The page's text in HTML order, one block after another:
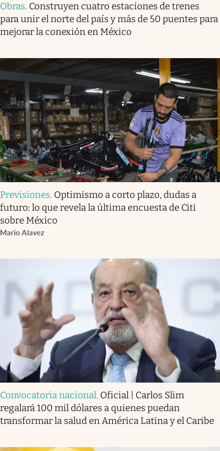
Obras. Construyen cuatro estaciones de trenes
para unir el norte del país y más de 50 puentes para
mejorar la conexión en México
Previsiones. Optimismo a corto plazo, dudas a
futuro: lo que revela la última encuesta de Citi
sobre México
Mario Alavez
Convocatoria nacional. Oficial | Carlos Slim
regalará 100 mil dólares a quienes puedan
transformar la salud en América Latina y el Caribe